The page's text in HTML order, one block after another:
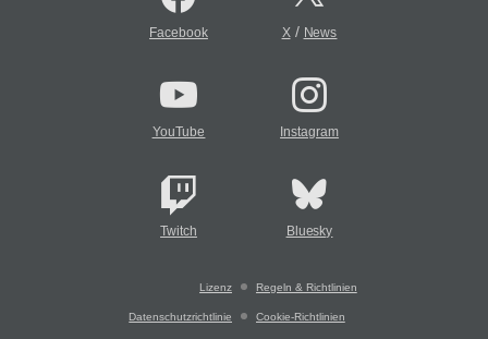
Facebook X/ News
YouTube Instagram
Twitch Bluesky
Lizenz Regeln & Richtlinien
Datenschutzrichtlinie Cookie-Richtlinien